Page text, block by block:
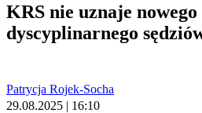
KRS nie uznaje
dyscyplinarnego
Patrycja Rojek-Socha
29.08.2025 | 16:10